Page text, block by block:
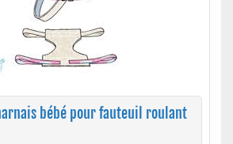
bébé pour fauteuil roulant